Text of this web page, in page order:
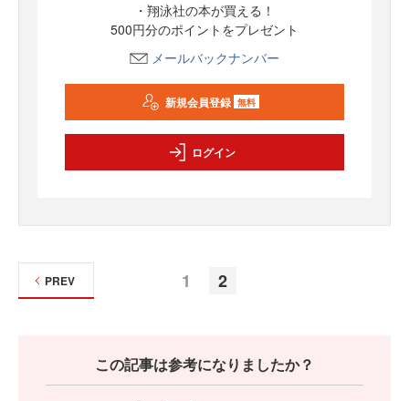
・翔泳社の本が買える！
500円分のポイントをプレゼント
メールバックナンバー
新規会員登録 無料
ログイン
1 2
PREV
この記事は参考になりましたか？